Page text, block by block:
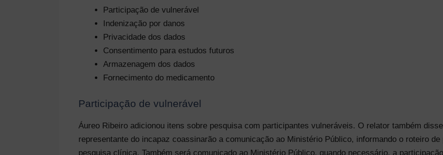
Participação de vulnerável
Indenização por danos
Privacidade dos dados
Consentimento para estudos futuros
Armazenagem dos dados
Fornecimento do medicamento
Participação de vulnerável
Áureo Ribeiro adicionou itens sobre pesquisa com participantes vulneráveis. O relator também
representante do incapaz coassinarão a comunicação ao Ministério Público, informando o roteiro
pesquisa clínica. Também será comunicado ao Ministério Público, quando necessário, a